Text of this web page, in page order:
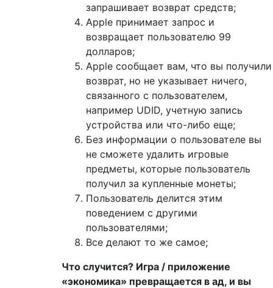
запрашивает возврат средств;
Apple принимает запрос и
возвращает пользователю 99
долларов;
Apple сообщает вам, что вы получили
возврат, но не указывает ничего,
связанного с пользователем,
например UDID, учетную запись
устройства или что-либо еще;
Без информации о пользователе вы
не сможете удалить игровые
предметы, которые пользователь
получил за купленные монеты;
Пользователь делится этим
поведением с другими
пользователями;
Все делают то же самое;
Что случится? Игра / приложение
«экономика» превращается в ад, и вы